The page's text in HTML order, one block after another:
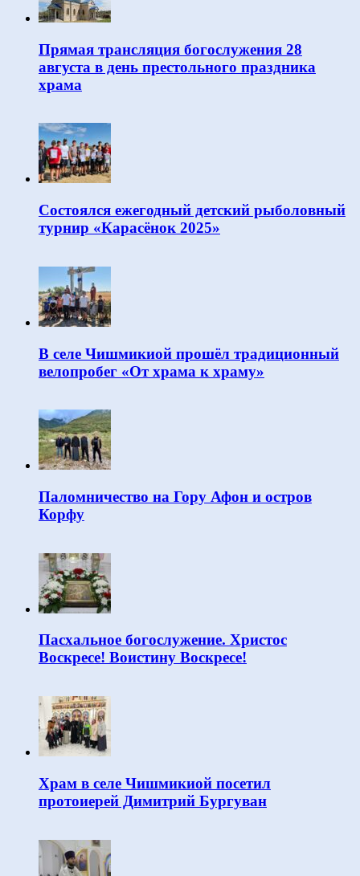
Прямая трансляция богослужения 28
августа в день престольного праздника
храма
Состоялся ежегодный детский рыболовный
турнир «Карасёнок 2025»
В селе Чишмикиой прошёл традиционный
велопробег «От храма к храму»
Паломничество на Гору Афон и остров
Корфу
Пасхальное богослужение. Христос
Воскресе! Воистину Воскресе!
Храм в селе Чишмикиой посетил
протоиерей Димитрий Бургуван